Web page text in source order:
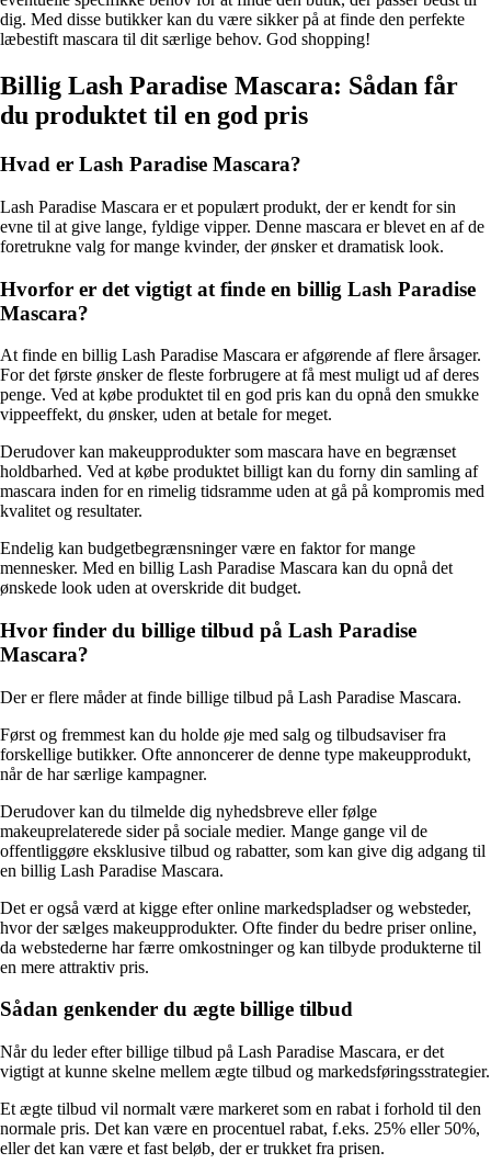
dig. Med disse butikker kan du være sikker på at finde den perfekte
læbestift mascara til dit særlige behov. God shopping!
Billig Lash Paradise Mascara: Sådan får
du produktet til en god pris
Hvad er Lash Paradise Mascara?
Lash Paradise Mascara er et populært produkt, der er kendt for sin
evne til at give lange, fyldige vipper. Denne mascara er blevet en af de
foretrukne valg for mange kvinder, der ønsker et dramatisk look.
Hvorfor er det vigtigt at finde en billig Lash Paradise
Mascara?
At finde en billig Lash Paradise Mascara er afgørende af flere årsager.
For det første ønsker de fleste forbrugere at få mest muligt ud af deres
penge. Ved at købe produktet til en god pris kan du opnå den smukke
vippeeffekt, du ønsker, uden at betale for meget.
Derudover kan makeupprodukter som mascara have en begrænset
holdbarhed. Ved at købe produktet billigt kan du forny din samling af
mascara inden for en rimelig tidsramme uden at gå på kompromis med
kvalitet og resultater.
Endelig kan budgetbegrænsninger være en faktor for mange
mennesker. Med en billig Lash Paradise Mascara kan du opnå det
ønskede look uden at overskride dit budget.
Hvor finder du billige tilbud på Lash Paradise
Mascara?
Der er flere måder at finde billige tilbud på Lash Paradise Mascara.
Først og fremmest kan du holde øje med salg og tilbudsaviser fra
forskellige butikker. Ofte annoncerer de denne type makeupprodukt,
når de har særlige kampagner.
Derudover kan du tilmelde dig nyhedsbreve eller følge
makeuprelaterede sider på sociale medier. Mange gange vil de
offentliggøre eksklusive tilbud og rabatter, som kan give dig adgang til
en billig Lash Paradise Mascara.
Det er også værd at kigge efter online markedspladser og websteder,
hvor der sælges makeupprodukter. Ofte finder du bedre priser online,
da webstederne har færre omkostninger og kan tilbyde produkterne til
en mere attraktiv pris.
Sådan genkender du ægte billige tilbud
Når du leder efter billige tilbud på Lash Paradise Mascara, er det
vigtigt at kunne skelne mellem ægte tilbud og markedsføringsstrategier.
Et ægte tilbud vil normalt være markeret som en rabat i forhold til den
normale pris. Det kan være en procentuel rabat, f.eks. 25% eller 50%,
eller det kan være et fast beløb, der er trukket fra prisen.